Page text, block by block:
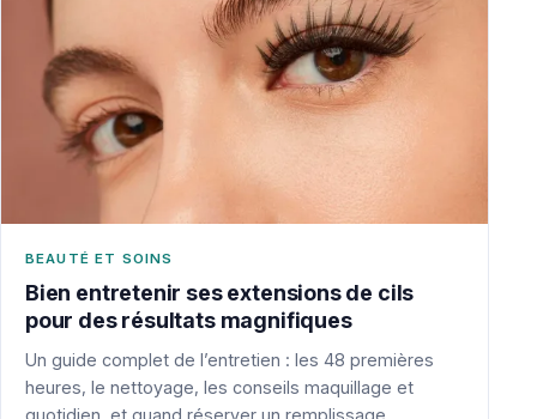
BEAUTÉ ET SOINS
Bien entretenir ses extensions de cils
pour des résultats magnifiques
Un guide complet de l’entretien : les 48 premières
heures, le nettoyage, les conseils maquillage et
quotidien, et quand réserver un remplissage.